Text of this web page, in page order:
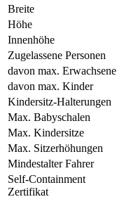
Breite
Höhe
Innenhöhe
Zugelassene Personen
davon max. Erwachsene
davon max. Kinder
Kindersitz-Halterungen
Max. Babyschalen
Max. Kindersitze
Max. Sitzerhöhungen
Mindestalter Fahrer
Self-Containment
Zertifikat